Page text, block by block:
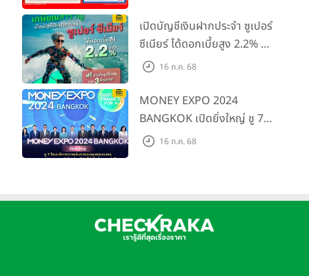
ระยอง ครั้งที่ 7" ระหว่างวันที่
28 - 30 มิ.ย. 2567
เปิดบัญชีเงินฝากประจำ ซูเปอร์
ซีเนียร์ ได้ดอกเบี้ยสูง 2.2% ต่อ
ปี ฟรีประกันอุบัติเหตุ สูงสุด 3
16 ก.ค. 68
MONEY EXPO 2024
BANGKOK เปิดยิ่งใหญ่ ชู 7
โซนบริการการเงินการลงทุน
16 ก.ค. 68